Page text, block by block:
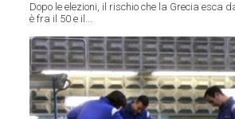
Dopo le elezioni, il rischio che la Grecia esca
è fra il 50 e il...